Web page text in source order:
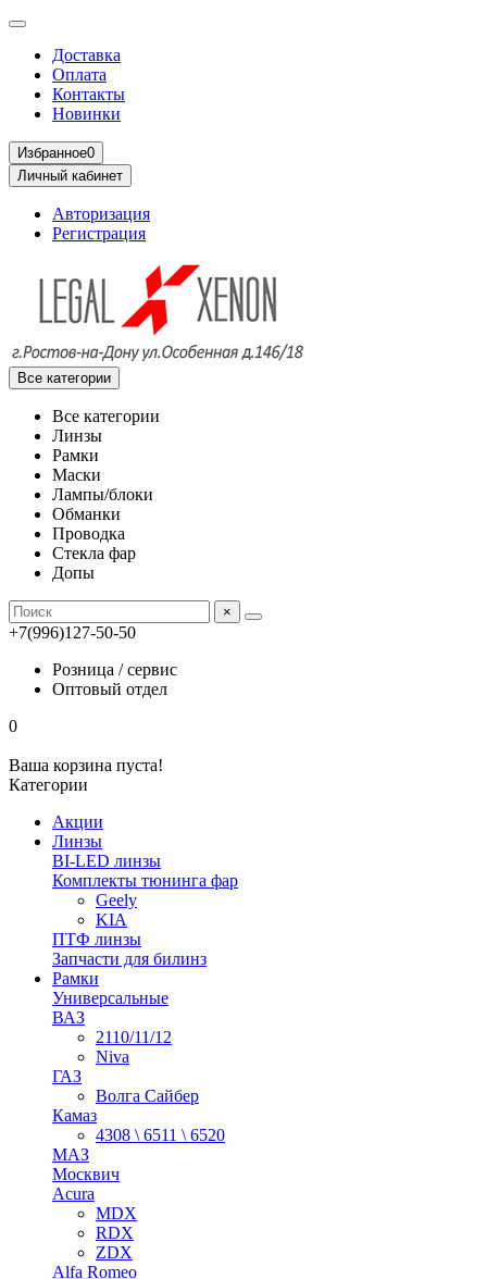
Доставка
Оплата
Контакты
Новинки
Избранное0
Личный кабинет
Авторизация
Регистрация
Все категории
Все категории
Линзы
Рамки
Маски
Лампы/блоки
Обманки
Проводка
Стекла фар
Допы
×
+7(996)127-50-50
Розница / сервис
Оптовый отдел
0
Ваша корзина пуста!
Категории
Акции
Линзы
BI-LED линзы
Комплекты тюнинга фар
Geely
KIA
ПТФ линзы
Запчасти для билинз
Рамки
Универсальные
ВАЗ
2110/11/12
Niva
ГАЗ
Волга Сайбер
Камаз
4308 \ 6511 \ 6520
МАЗ
Москвич
Acura
MDX
RDX
ZDX
Alfa Romeo